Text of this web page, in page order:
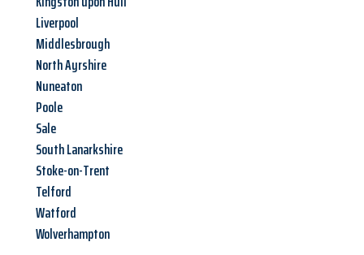
Liverpool
Middlesbrough
North Ayrshire
Nuneaton
Poole
Sale
South Lanarkshire
Stoke-on-Trent
Telford
Watford
Wolverhampton